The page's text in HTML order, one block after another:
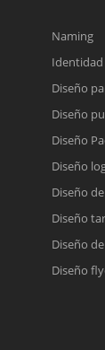
Naming
Diseño
Diseño
Diseño
Diseño
Diseño
Diseño
Diseño
Diseño